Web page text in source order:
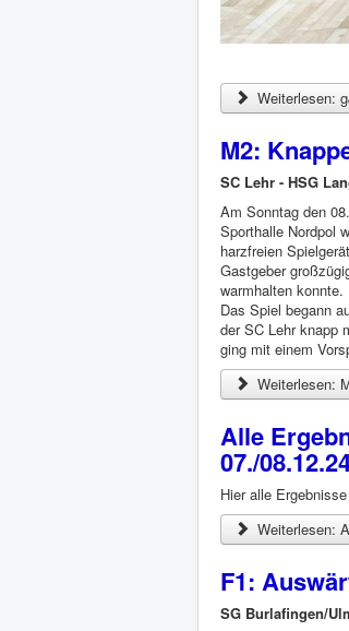
Weiterlesen:
M2:
SC Lehr - HSG
Am Sonntag den
Sporthalle Nordpol
harzfreien
Gastgeber
warmhalten konnte.
Das Spiel begann
der SC Lehr knapp
ging mit einem
Weiterlesen:
Alle
07./
Hier alle
Weiterlesen:
F1:
SG Burlafingen/